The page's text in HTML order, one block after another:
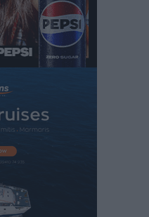
που οδήγησαν στο
στις 21 Αυγούστου
νέο απόκτημα ο